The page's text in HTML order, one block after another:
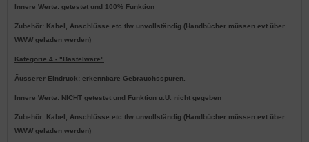
Innere Werte: getestet und 100% Funktion
Zubehör: Kabel, Anschlüsse etc tlw unvollständig (Handbücher müssen evt über
WWW geladen werden)
Kategorie 4 - "Bastelware"
Äusserer Eindruck: erkennbare Gebrauchsspuren.
Innere Werte: NICHT getestet und Funktion u.U. nicht gegeben
Zubehör: Kabel, Anschlüsse etc tlw unvollständig (Handbücher müssen evt über
WWW geladen werden)